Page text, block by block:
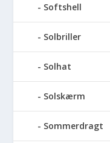
Softshell
Solbriller
Solhat
Solskærm
Sommerdragt